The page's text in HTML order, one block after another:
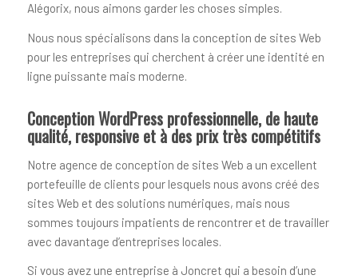
Alégorix, nous aimons garder les choses simples.
Nous nous spécialisons dans la conception de sites Web
pour les entreprises qui cherchent à créer une identité en
ligne puissante mais moderne.
Conception WordPress professionnelle, de haute
qualité, responsive et à des prix très compétitifs
Notre agence de conception de sites Web a un excellent
portefeuille de clients pour lesquels nous avons créé des
sites Web et des solutions numériques, mais nous
sommes toujours impatients de rencontrer et de travailler
avec davantage d’entreprises locales.
Si vous avez une entreprise à Joncret qui a besoin d’une